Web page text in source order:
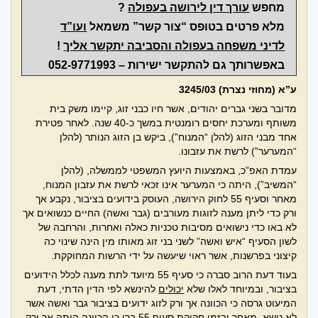
מחפש עורך דין לירושה בעפולה ?
מלא פרטים בטופס “צור קשר” משמאל ועו”ד
לדיני משפחה בעפולה והסביבה יתקשר אליך!
באפשרותך גם להתקשר ישירות – 052-9771993
ע”א (מחוזי נצרת) 3245/03
מדובר בשני גברים יהודים, אשר חיו כבני זוג, קיימו משק בית
משותף ומערכת יחסים רומנטית במשך כ-40 שנה. לאחר פטירת
אחד מבני הזוג (להלן “המנוח”), ביקש בן הזוג הנותר (להלן
“המערער”) לרשת את עזבונו.
עמדת האפ”כ, באמצעות היועץ המשפטי לממשלה, (להלן
“המשיב”), היתה כי המערער אינו זכאי לרשת את עזבון המנוח,
מאחר וסעיף 55 לחוק הירושה, העוסק בידועים בציבור, נקבע אך
ורק כדי ליתן מענה לזוגות מעורבים (גבר ואשה) החיים כנשואים אך
לא באו כדי נישואים מסיבות טכניות כאלה ואחרות, והרחבה של
לשון הסעיף “איש ואשה” לשני בני זוג מאותו מין הינה שינוי כה
קיצוני בפרשנות, אשר ראוי שיעשה על ידי הרשות המחוקקת.
בעוד דעת הרוב סברה כי סעיף 55 מיועד לתת מענה לכלל הידועים
בציבור, ובמיוחד לאלו שלא יכולים להינשא לפי הדין הדתי, דעת
המיעוט גרסה כי הכוונה אך ורק לזוג ידועים בציבור גבר ואשה אשר